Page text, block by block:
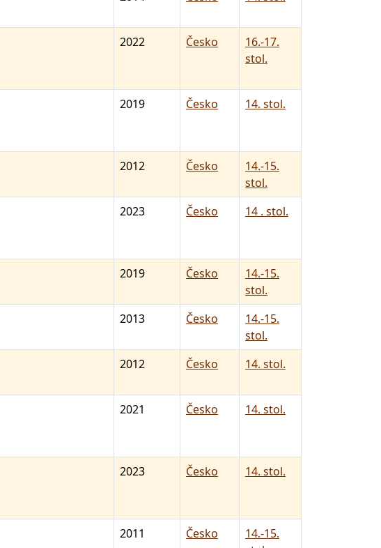
2022 Česko
16.-17.
stol.
2019 Česko 14. stol.
2012 Česko
14.-15.
stol.
2023 Česko 14 . stol.
2019 Česko
14.-15.
stol.
2013 Česko
14.-15.
stol.
2012 Česko 14. stol.
2021 Česko 14. stol.
2023 Česko 14. stol.
2011 Česko
14.-15.